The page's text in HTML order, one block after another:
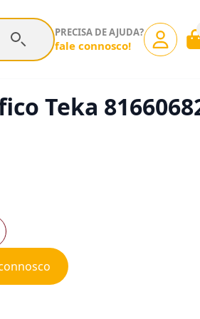
PRECISA DE AJUDA?
fale connosco!
Teka